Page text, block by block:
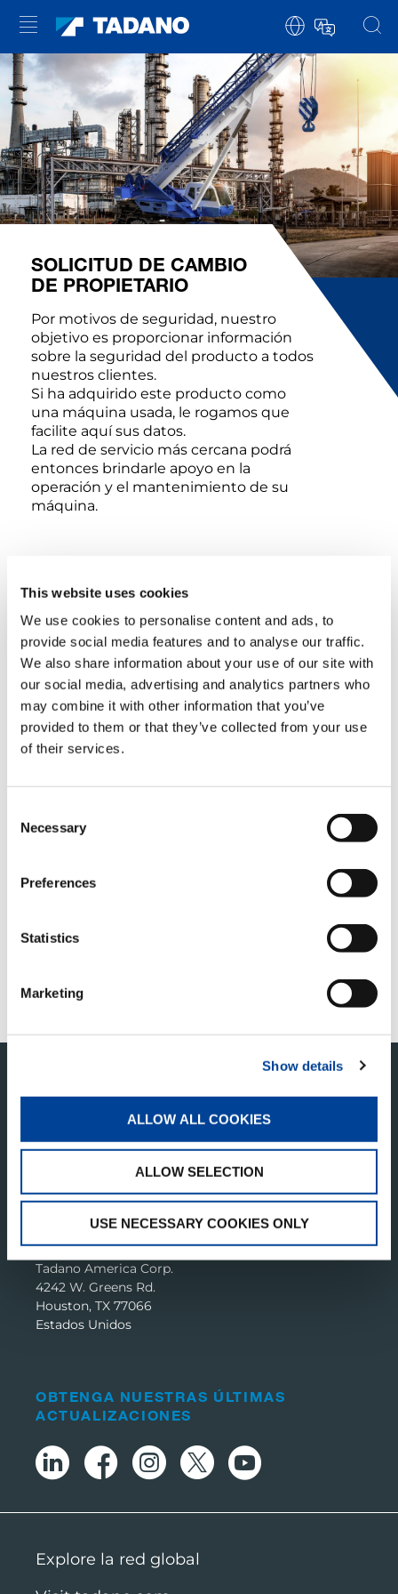
This website uses cookies
We use cookies to personalise content and ads, to
provide social media features and to analyse our traffic.
We also share information about your use of our site with
our social media, advertising and analytics partners who
may combine it with other information that you’ve
provided to them or that they’ve collected from your use
of their services.
Selection
Necessary
Preferences
Statistics
Marketing
Show details
ALLOW ALL COOKIES
ALLOW SELECTION
USE NECESSARY COOKIES ONLY
SOLICITUD DE CAMBIO
DE PROPIETARIO
Por motivos de seguridad, nuestro
objetivo es proporcionar información
sobre la seguridad del producto a todos
nuestros clientes.
Si ha adquirido este producto como
una máquina usada, le rogamos que
facilite aquí sus datos.
La red de servicio más cercana podrá
entonces brindarle apoyo en la
operación y el mantenimiento de su
máquina.
El número de serie es obligatorio para
proporcionar información precisa y un soporte
adecuado del producto.
Cómo verificar el número de serie
DEBE ACEPTAR LAS COOKIES DE
TADANO PAN AMERICA
Tadano America Corp.
4242 W. Greens Rd.
Houston, TX 77066
Estados Unidos
OBTENGA NUESTRAS ÚLTIMAS
ACTUALIZACIONES
Explore la red global